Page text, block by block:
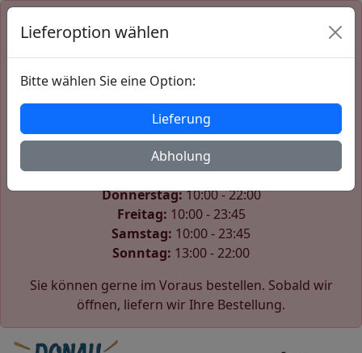
Der Shop ist derzeit geschlossen
Wir öffnen wieder am Sonntag um 13:00.
Unsere Öffnungszeiten:
Montag:10:00 - 22:00
Dienstag:10:00 - 22:00
Mittwoch:10:00 - 22:00
Donnerstag:10:00 - 22:00
Freitag: 10:00 - 23:45
Samstag: 10:00 - 23:45
Sonntag: 13:00 - 22:00
Sie können gerne im Voraus bestellen. Sobald wir
öffnen, liefern wir Ihre Bestellung.
Lieferoption wählen
Bitte wählen Sie eine Option:
Lieferung
Abholung